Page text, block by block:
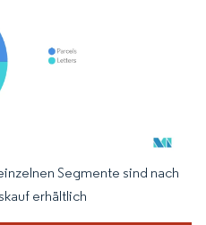
erfordert Namensnennung
Segmente sind nach
erhältlich